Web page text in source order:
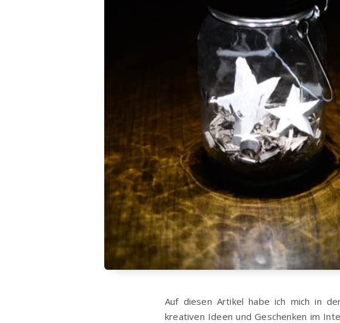
Auf diesen Artikel habe ich mich in
kreativen Ideen und Geschenken im